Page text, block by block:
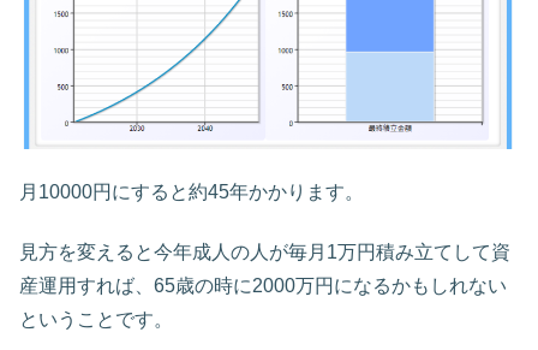
月10000円にすると約45年かかります。
見方を変えると今年成人の人が毎月1万円積み立てして資
産運用すれば、65歳の時に2000万円になるかもしれない
ということです。